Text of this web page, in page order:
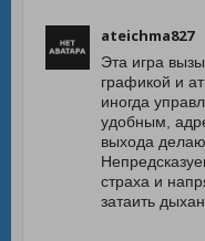
ateichma827
Эта игра
графикой и
иногда
удобным,
выхода
страха и
затаить